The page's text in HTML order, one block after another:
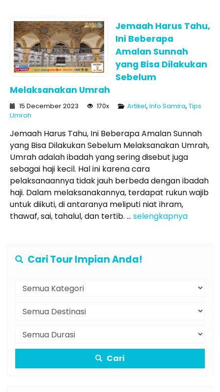
Jemaah Harus Tahu,
Ini Beberapa
Amalan Sunnah
yang Bisa Dilakukan
Sebelum
Melaksanakan Umrah
15 December 2023 170x Artikel, Info Samira, Tips
Umroh
Jemaah Harus Tahu, Ini Beberapa Amalan Sunnah
yang Bisa Dilakukan Sebelum Melaksanakan Umrah,
Umrah adalah ibadah yang sering disebut juga
sebagai haji kecil. Hal ini karena cara
pelaksanaannya tidak jauh berbeda dengan ibadah
haji. Dalam melaksanakannya, terdapat rukun wajib
untuk diikuti, di antaranya meliputi niat ihram,
thawaf, sai, tahalul, dan tertib. ... selengkapnya
Cari Tour Impian Anda!
Cari